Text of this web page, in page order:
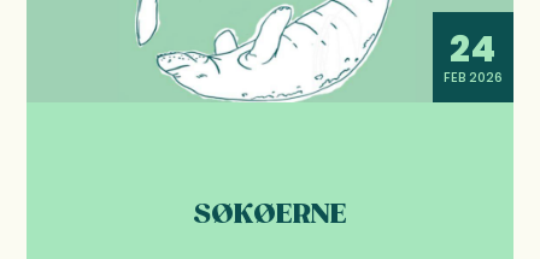
24
FEB 2026
SØKØERNE